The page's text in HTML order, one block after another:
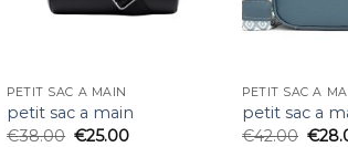
PETIT SAC A MAIN
petit sac a main
€38.00 €25.00
PETIT SAC A
petit sac a
€42.00 €